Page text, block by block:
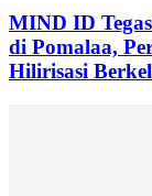
MIND ID
di Pomalaa,
Hilirisasi